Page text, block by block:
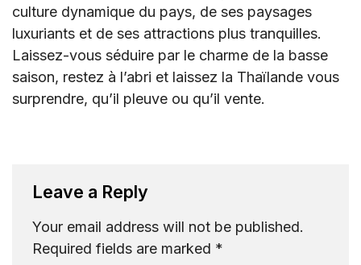
culture dynamique du pays, de ses paysages
luxuriants et de ses attractions plus tranquilles.
Laissez-vous séduire par le charme de la basse
saison, restez à l’abri et laissez la Thaïlande vous
surprendre, qu’il pleuve ou qu’il vente.
Leave a Reply
Your email address will not be published.
Required fields are marked *